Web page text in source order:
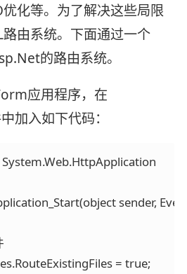
化等。为了解决这些局限
由系统。下面通过一个
的路由系统。
应用程序，在
加入如下代码：
sender,
= true;